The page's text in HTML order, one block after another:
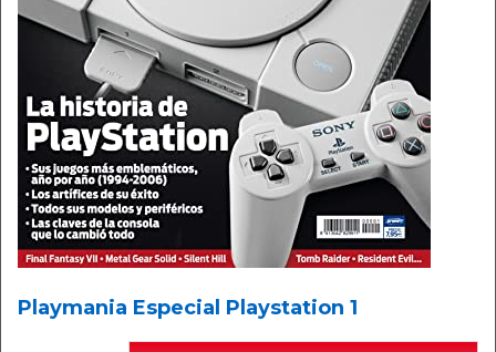
Playmania Especial Playstation 1